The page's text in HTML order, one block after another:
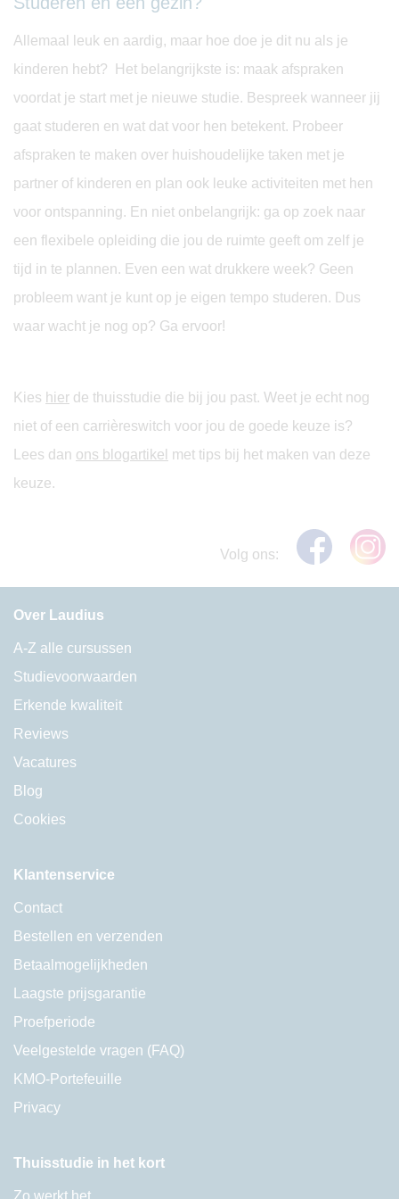
Allemaal leuk en aardig, maar hoe doe je dit nu als je
kinderen hebt? Het belangrijkste is: maak afspraken
voordat je start met je nieuwe studie. Bespreek wanneer jij
gaat studeren en wat dat voor hen betekent. Probeer
afspraken te maken over huishoudelijke taken met je
partner of kinderen en plan ook leuke activiteiten met hen
voor ontspanning. En niet onbelangrijk: ga op zoek naar
een flexibele opleiding die jou de ruimte geeft om zelf je
tijd in te plannen. Even een wat drukkere week? Geen
probleem want je kunt op je eigen tempo studeren. Dus
waar wacht je nog op? Ga ervoor!
Kies hier de thuisstudie die bij jou past. Weet je echt nog
niet of een carrièreswitch voor jou de goede keuze is?
Lees dan ons blogartikel met tips bij het maken van deze
keuze.
Volg ons:
Over Laudius
A-Z alle cursussen
Studievoorwaarden
Erkende kwaliteit
Reviews
Vacatures
Blog
Cookies
Klantenservice
Contact
Bestellen en verzenden
Betaalmogelijkheden
Laagste prijsgarantie
Proefperiode
Veelgestelde vragen (FAQ)
KMO-Portefeuille
Privacy
Thuisstudie in het kort
Zo werkt het